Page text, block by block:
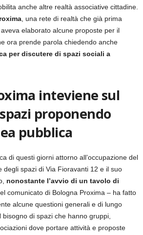
anche altre realtà associative cittadine.
, una rete di realtà che già prima
elaborato alcune proposte per il
ora prende parola chiedendo anche
per discutere di spazi sociali a
inteviene sul
proponendo
pubblica
di questi giorni attorno all’occupazione del
degli spazi di Via Fioravanti 12 e il suo
nonostante l’avvio di un tavolo di
comunicato di Bologna Proxima – ha fatto
alcune questioni generali e di lungo
di spazi che hanno gruppi,
dove portare attività e proposte